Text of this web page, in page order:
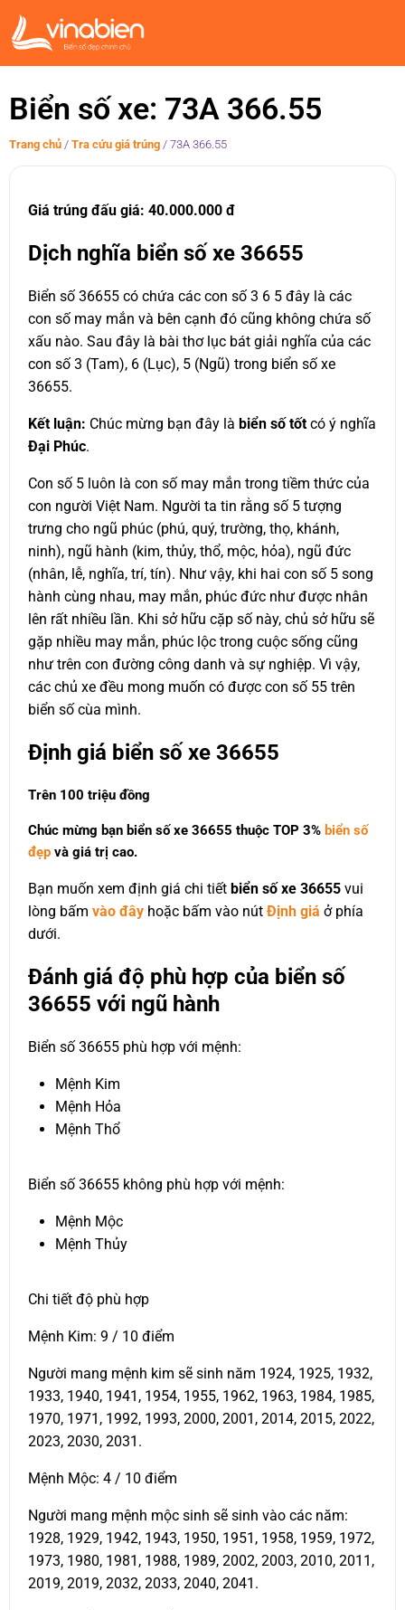
Biển số xe: 73A 366.55
Trang chủ / Tra cứu giá trúng / 73A 366.55
Giá trúng đấu giá: 40.000.000 đ
Dịch nghĩa biển số xe 36655
Biển số 36655 có chứa các con số 3 6 5 đây là các
con số may mắn và bên cạnh đó cũng không chứa số
xấu nào. Sau đây là bài thơ lục bát giải nghĩa của các
con số 3 (Tam), 6 (Lục), 5 (Ngũ) trong biển số xe
36655.
Kết luận: Chúc mừng bạn đây là biển số tốt có ý nghĩa
Đại Phúc.
Con số 5 luôn là con số may mắn trong tiềm thức của
con người Việt Nam. Người ta tin rằng số 5 tượng
trưng cho ngũ phúc (phú, quý, trường, thọ, khánh,
ninh), ngũ hành (kim, thủy, thổ, mộc, hỏa), ngũ đức
(nhân, lễ, nghĩa, trí, tín). Như vậy, khi hai con số 5 song
hành cùng nhau, may mắn, phúc đức như được nhân
lên rất nhiều lần. Khi sở hữu cặp số này, chủ sở hữu sẽ
gặp nhiều may mắn, phúc lộc trong cuộc sống cũng
như trên con đường công danh và sự nghiệp. Vì vậy,
các chủ xe đều mong muốn có được con số 55 trên
biển số cùa mình.
Định giá biển số xe 36655
Trên 100 triệu đồng
Chúc mừng bạn biển số xe 36655 thuộc TOP 3% biển số
đẹp và giá trị cao.
Bạn muốn xem định giá chi tiết biển số xe 36655 vui
lòng bấm vào đây hoặc bấm vào nút Định giá ở phía
dưới.
Đánh giá độ phù hợp của biển số
36655 với ngũ hành
Biển số 36655 phù hợp với mệnh:
Mệnh Kim
Mệnh Hỏa
Mệnh Thổ
Biển số 36655 không phù hợp với mệnh:
Mệnh Mộc
Mệnh Thủy
Chi tiết độ phù hợp
Mệnh Kim: 9 / 10 điểm
Người mang mệnh kim sẽ sinh năm 1924, 1925, 1932,
1933, 1940, 1941, 1954, 1955, 1962, 1963, 1984, 1985,
1970, 1971, 1992, 1993, 2000, 2001, 2014, 2015, 2022,
2023, 2030, 2031.
Mệnh Mộc: 4 / 10 điểm
Người mang mệnh mộc sinh sẽ sinh vào các năm:
1928, 1929, 1942, 1943, 1950, 1951, 1958, 1959, 1972,
1973, 1980, 1981, 1988, 1989, 2002, 2003, 2010, 2011,
2019, 2019, 2032, 2033, 2040, 2041.